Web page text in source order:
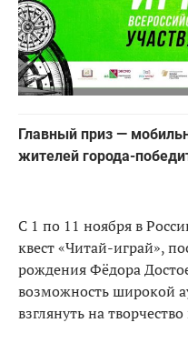
Главный приз —
жителей города-
С 1 по 11 ноября в
квест «Читай-играй»,
рождения Фёдора
возможность широкой
взглянуть на